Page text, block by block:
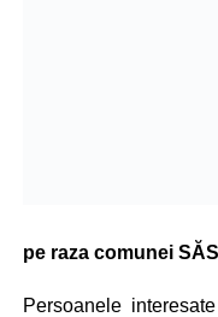
pe raza comunei
Persoanele